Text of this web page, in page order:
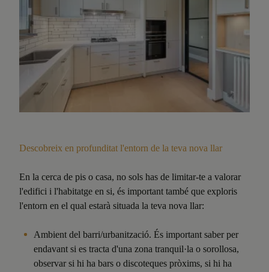
Descobreix en profunditat l'entorn de la teva nova llar
En la cerca de pis o casa, no sols has de limitar-te a valorar
l'edifici i l'habitatge en si, és important també que exploris
l'entorn en el qual estarà situada la teva nova llar:
Ambient del barri/urbanització. És important saber per
endavant si es tracta d'una zona tranquil·la o sorollosa,
observar si hi ha bars o discoteques pròxims, si hi ha